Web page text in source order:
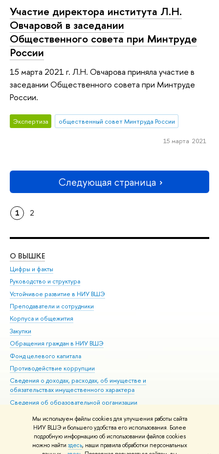
Мы используем файлы cookies для улучшения работы сайта
НИУ ВШЭ и большего удобства его использования. Более
подробную информацию об использовании файлов cookies
можно найти здесь, наши правила обработки персональных
Участие директора института Л.Н.
Овчаровой в заседании
Общественного совета при Минтруде
России
15 марта 2021 г. Л.Н. Овчарова приняла участие в
заседании Общественного совета при Минтруде
России.
Экспертиза общественный совет Минтруда России
15 марта 2021
Следующая страница
1 2
О ВЫШКЕ
Цифры и факты
Руководство и структура
Устойчивое развитие в НИУ ВШЭ
Преподаватели и сотрудники
Корпуса и общежития
Закупки
Обращения граждан в НИУ ВШЭ
Фонд целевого капитала
Противодействие коррупции
Сведения о доходах, расходах, об имуществе и
обязательствах имущественного характера
Сведения об образовательной организации
Людям с ограниченными возможностями здоровья
Единая платежная страница
Работа в Вышке